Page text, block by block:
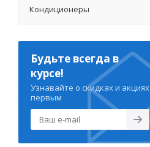
Кондиционеры
Будьте всегда в
курсе!
Узнавайте о скидках и акциях
первым